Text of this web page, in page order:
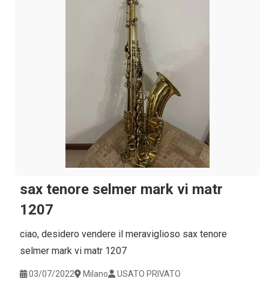
sax tenore selmer mark vi matr
1207
ciao, desidero vendere il meraviglioso sax tenore
selmer mark vi matr 1207
03/07/2022 Milano USATO PRIVATO